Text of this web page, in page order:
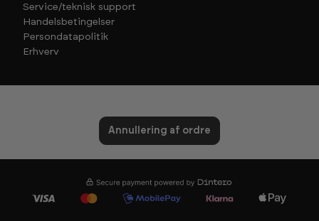
Service/teknisk support
Handelsbetingelser
Persondatapolitik
Erhverv
Annullering af ordre